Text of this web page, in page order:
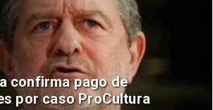
construcción de
El Teniente por